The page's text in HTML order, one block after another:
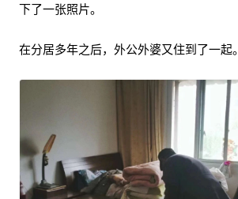
下了一张照片。
在分居多年之后，外公外婆又住到了一起。